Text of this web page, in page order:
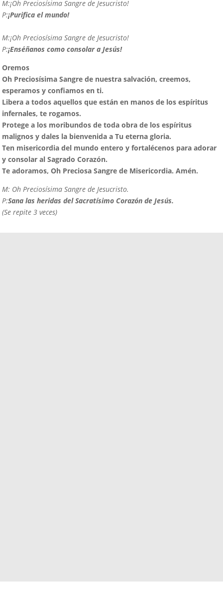
M:¡Oh Preciosísima Sangre de Jesucristo!
P:¡Purifica el mundo!
M:¡Oh Preciosísima Sangre de Jesucristo!
P:¡Enséñanos como consolar a Jesús!
Oremos
Oh Preciosísima Sangre de nuestra salvación, creemos,
esperamos y confiamos en ti.
Libera a todos aquellos que están en manos de los espíritus
infernales, te rogamos.
Protege a los moribundos de toda obra de los espíritus
malignos y dales la bienvenida a Tu eterna gloria.
Ten misericordia del mundo entero y fortalécenos para adorar
y consolar al Sagrado Corazón.
Te adoramos, Oh Preciosa Sangre de Misericordia. Amén.
M: Oh Preciosísima Sangre de Jesucristo.
P:Sana las heridas del Sacratísimo Corazón de Jesús.
(Se repite 3 veces)